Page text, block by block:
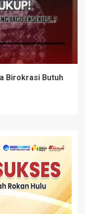
Birokrasi Butuh